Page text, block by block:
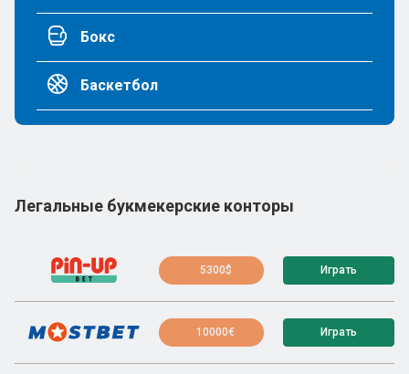
Бокс
Баскетбол
Легальные букмекерские конторы
5300$ Играть
10000€ Играть